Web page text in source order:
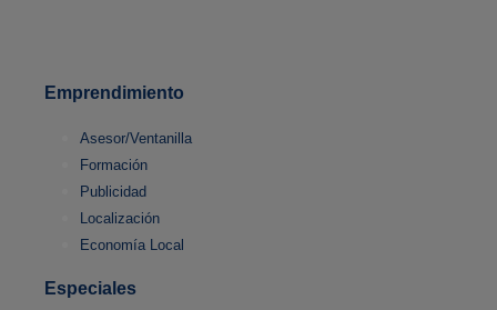
Emprendimiento
Asesor/Ventanilla
Formación
Publicidad
Localización
Economía Local
Especiales